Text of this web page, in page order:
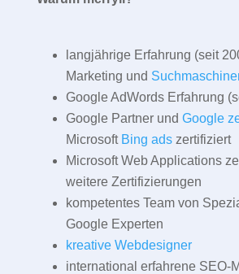
langjährige Erfahrung (seit
Marketing und
Google AdWords Erfahrung
Google Partner und Google
Microsoft Bing adszertifiziert
Microsoft Web Applications
weitere Zertifizierungen
kompetentes Team von
Google Experten
kreative Webdesigner
international erfahrene SEO-